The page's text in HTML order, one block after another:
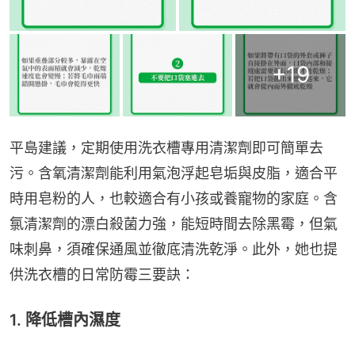
+19
平島建議，定期使用洗衣槽專用清潔劑即可簡單去
污。含氧清潔劑能利用氣泡浮起皂垢與皮脂，適合平
時用皂粉的人，也較適合有小孩或養寵物的家庭。含
氯清潔劑的漂白殺菌力強，能短時間去除黑霉，但氣
味刺鼻，須確保通風並徹底清洗乾淨。此外，她也提
供洗衣槽的日常防霉三要訣：
1. 降低槽內濕度